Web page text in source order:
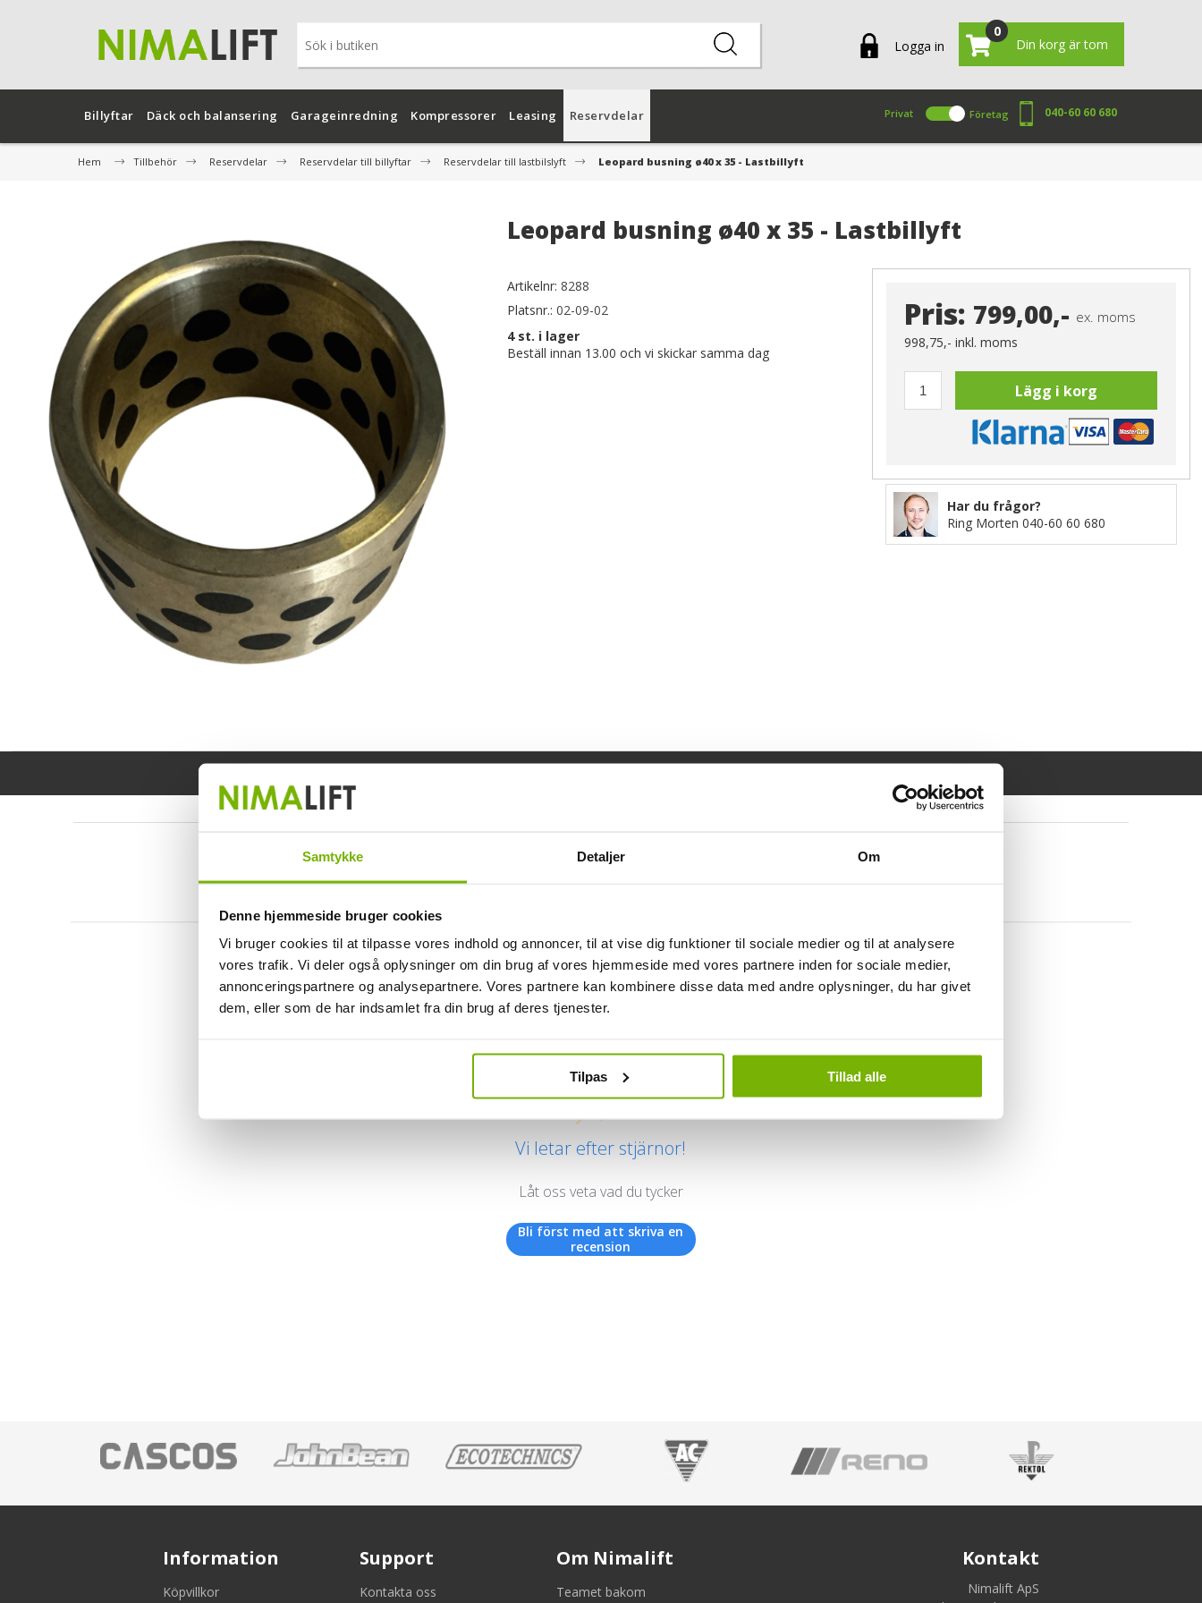
Samtykke Detaljer Om
Denne hjemmeside bruger cookies
Vi bruger cookies til at tilpasse vores indhold og annoncer, til at vise dig funktioner til sociale medier og til at analysere
vores trafik. Vi deler også oplysninger om din brug af vores hjemmeside med vores partnere inden for sociale medier,
annonceringspartnere og analysepartnere. Vores partnere kan kombinere disse data med andre oplysninger, du har givet
dem, eller som de har indsamlet fra din brug af deres tjenester.
Tilpas Tillad alle
Logga in
0
Din korg är tom
Billyftar Däck och balansering Garageinredning Kompressorer Leasing Reservdelar Privat Företag 040-60 60 680
Hem Tillbehör Reservdelar Reservdelar till billyftar Reservdelar till lastbilslyft Leopard busning ø40 x 35 - Lastbillyft
Leopard busning ø40 x 35 - Lastbillyft
Artikelnr: 8288
Platsnr.: 02-09-02
4st. i lager
Beställ innan 13.00 och vi skickar samma dag
Pris: 799,00,- ex. moms
998,75,- inkl. moms
Lägg i korg
Har du frågor?
Ring Morten 040-60 60 680
Kundrecensioner
Vi letar efter stjärnor!
Låt oss veta vad du tycker
Bli först med att skriva en
recension
Information
Köpvillkor
Support
Kontakta oss
Om Nimalift
Teamet bakom
Kontakt
Nimalift ApS